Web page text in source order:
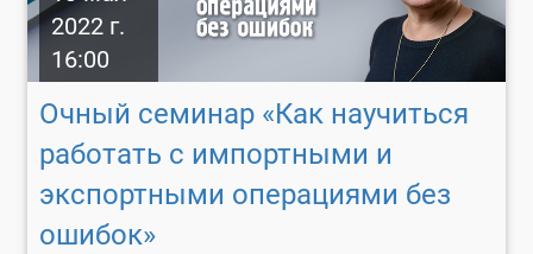
2022 г.
16:00
Очный семинар «Как научиться
работать с импортными и
экспортными операциями без
ошибок»